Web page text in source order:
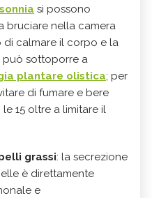
si possono
bruciare nella camera
calmare il corpo e la
può sottoporre a
plantare olistica; per
di fumare e bere
15 oltre a limitare il
grassi: la secrezione
è direttamente
e